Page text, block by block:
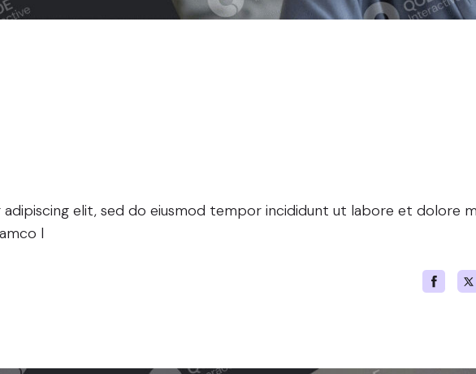
elit, sed do eiusmod tempor incididunt ut labore et dolore
l